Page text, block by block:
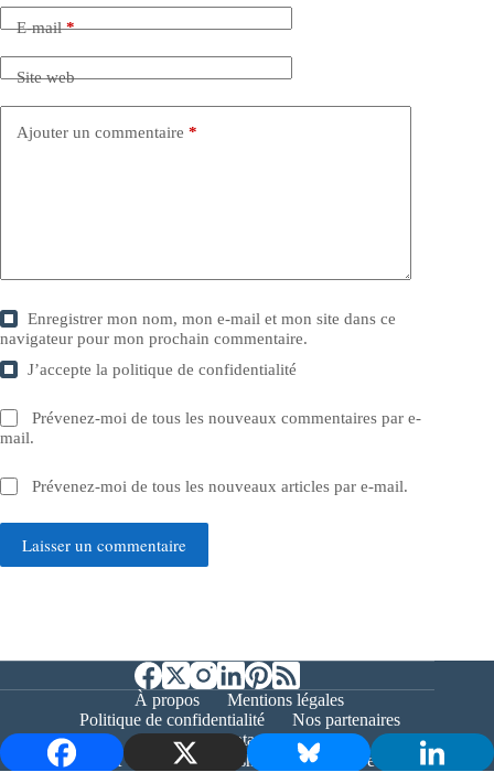
E-mail*
Site web
Ajouter un commentaire *
Enregistrer mon nom, mon e-mail et mon site dans ce
navigateur pour mon prochain commentaire.
J’accepte lapolitique de confidentialité
Prévenez-moi de tous les nouveaux commentaires par e-
mail.
Prévenez-moi de tous les nouveaux articles par e-mail.
Laisser un commentaire
À propos
Mentions légales
Politique de confidentialité
Nos partenaires
Contact
Copyright © 2026 - Bernieshoot.fr Journal Web